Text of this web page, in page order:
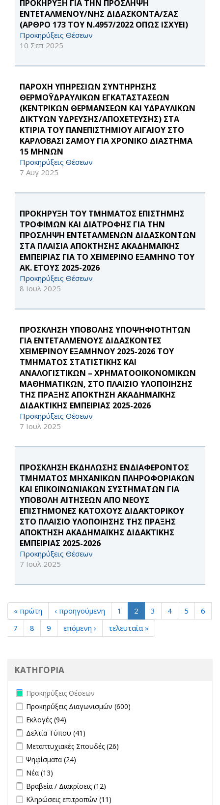
ΠΡΟΚΗΡΥΞΗ ΓΙΑ ΤΗΝ ΠΡΟΣΛΗΨΗ
ΕΝΤΕΤΑΛΜΕΝΟΥ/ΝΗΣ ΔΙΔΑΣΚΟΝΤΑ/ΣΑΣ
(ΑΡΘΡΟ 173 ΤΟΥ Ν.4957/2022 ΟΠΩΣ ΙΣΧΥΕΙ)
Προκηρύξεις Θέσεων
10 Σεπ 2025
ΠΑΡΟΧΗ ΥΠΗΡΕΣΙΩΝ ΣΥΝΤΗΡΗΣΗΣ
ΘΕΡΜΟΫΔΡΑΥΛΙΚΩΝ ΕΓΚΑΤΑΣΤΑΣΕΩΝ
(ΚΕΝΤΡΙΚΩΝ ΘΕΡΜΑΝΣΕΩΝ ΚΑΙ ΥΔΡΑΥΛΙΚΩΝ
ΔΙΚΤΥΩΝ ΥΔΡΕΥΣΗΣ/ΑΠΟΧΕΤΕΥΣΗΣ) ΣΤΑ
ΚΤΙΡΙΑ ΤΟΥ ΠΑΝΕΠΙΣΤΗΜΙΟΥ ΑΙΓΑΙΟΥ ΣΤΟ
ΚΑΡΛΟΒΑΣΙ ΣΑΜΟΥ ΓΙΑ ΧΡΟΝΙΚΟ ΔΙΑΣΤΗΜΑ
15 ΜΗΝΩΝ
Προκηρύξεις Θέσεων
7 Αυγ 2025
ΠΡΟΚΗΡΥΞΗ ΤΟΥ ΤΜΗΜΑΤΟΣ ΕΠΙΣΤΗΜΗΣ
ΤΡΟΦΙΜΩΝ ΚΑΙ ΔΙΑΤΡΟΦΗΣ ΓΙΑ ΤΗΝ
ΠΡΟΣΛΗΨΗ ΕΝΤΕΤΑΛΜΕΝΩΝ ΔΙΔΑΣΚΟΝΤΩΝ
ΣΤΑ ΠΛΑΙΣΙΑ ΑΠΟΚΤΗΣΗΣ ΑΚΑΔΗΜΑΪΚΗΣ
ΕΜΠΕΙΡΙΑΣ ΓΙΑ ΤΟ ΧΕΙΜΕΡΙΝΟ ΕΞΑΜΗΝΟ ΤΟΥ
ΑΚ. ΕΤΟΥΣ 2025-2026
Προκηρύξεις Θέσεων
8 Ιουλ 2025
ΠΡΟΣΚΛΗΣΗ ΥΠΟΒΟΛΗΣ ΥΠΟΨΗΦΙΟΤΗΤΩΝ
ΓΙΑ ΕΝΤΕΤΑΛΜΕΝΟΥΣ ΔΙΔΑΣΚΟΝΤΕΣ
ΧΕΙΜΕΡΙΝΟΥ ΕΞΑΜΗΝΟΥ 2025-2026 ΤΟΥ
ΤΜΗΜΑΤΟΣ ΣΤΑΤΙΣΤΙΚΗΣ ΚΑΙ
ΑΝΑΛΟΓΙΣΤΙΚΩΝ – ΧΡΗΜΑΤΟΟΙΚΟΝΟΜΙΚΩΝ
ΜΑΘΗΜΑΤΙΚΩΝ, ΣΤΟ ΠΛΑΙΣΙΟ ΥΛΟΠΟΙΗΣΗΣ
ΤΗΣ ΠΡΑΞΗΣ ΑΠΟΚΤΗΣΗ ΑΚΑΔΗΜΑΪΚΗΣ
ΔΙΔΑΚΤΙΚΗΣ ΕΜΠΕΙΡΙΑΣ 2025-2026
Προκηρύξεις Θέσεων
7 Ιουλ 2025
ΠΡΟΣΚΛΗΣΗ ΕΚΔΗΛΩΣΗΣ ΕΝΔΙΑΦΕΡΟΝΤΟΣ
ΤΜΗΜΑΤΟΣ ΜΗΧΑΝΙΚΩΝ ΠΛΗΡΟΦΟΡΙΑΚΩΝ
ΚΑΙ ΕΠΙΚΟΙΝΩΝΙΑΚΩΝ ΣΥΣΤΗΜΑΤΩΝ ΓΙΑ
ΥΠΟΒΟΛΗ ΑΙΤΗΣΕΩΝ ΑΠΟ ΝΕΟΥΣ
ΕΠΙΣΤΗΜΟΝΕΣ ΚΑΤΟΧΟΥΣ ΔΙΔΑΚΤΟΡΙΚΟΥ
ΣΤΟ ΠΛΑΙΣΙΟ ΥΛΟΠΟΙΗΣΗΣ ΤΗΣ ΠΡΑΞΗΣ
ΑΠΟΚΤΗΣΗ ΑΚΑΔΗΜΑΪΚΗΣ ΔΙΔΑΚΤΙΚΗΣ
ΕΜΠΕΙΡΙΑΣ 2025-2026
Προκηρύξεις Θέσεων
7 Ιουλ 2025
« πρώτη ‹ προηγούμενη 1 2 3 4 5
6
7
8 9 επόμενη › τελευταία »
ΚΑΤΗΓΟΡΙΑ
Remove Προκηρύξεις Θέσεων filter
Προκηρύξεις Θέσεων
Apply Προκηρύξεις Διαγωνισμών filter
Προκηρύξεις Διαγωνισμών (600)
Apply Εκλογές filter
Εκλογές (94)
Apply Δελτία Τύπου filter
Δελτία Τύπου (41)
Apply Μεταπτυχιακές Σπουδές filter
Μεταπτυχιακές Σπουδές (26)
Apply Ψηφίσματα filter
Ψηφίσματα (24)
Apply Νέα filter
Νέα (13)
Apply Βραβεία / Διακρίσεις filter
Βραβεία / Διακρίσεις (12)
Apply Κληρώσεις επιτροπών filter
Κληρώσεις επιτροπών (11)